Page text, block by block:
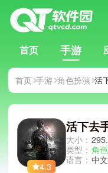
首页 手游
首页 手游 角色扮演 活
4.3
活下去
大小：
类型： 角
语言： 中文